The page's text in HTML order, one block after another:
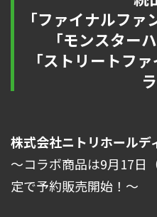
「ファイナルファ
「モンスター
「ストリートフ
株式会社ニトリホールデ
～コラボ商品は9月17日
定で予約販売開始！～